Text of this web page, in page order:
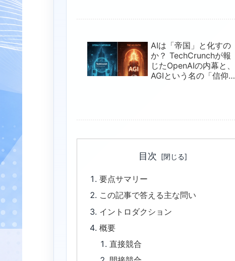
AIは「帝国」と化すの
か？ TechCrunchが報
じたOpenAIの内幕と、
AGIという名の「信仰」
目次
要点サマリー
この記事で答える主な問い
イントロダクション
概要
直接競合